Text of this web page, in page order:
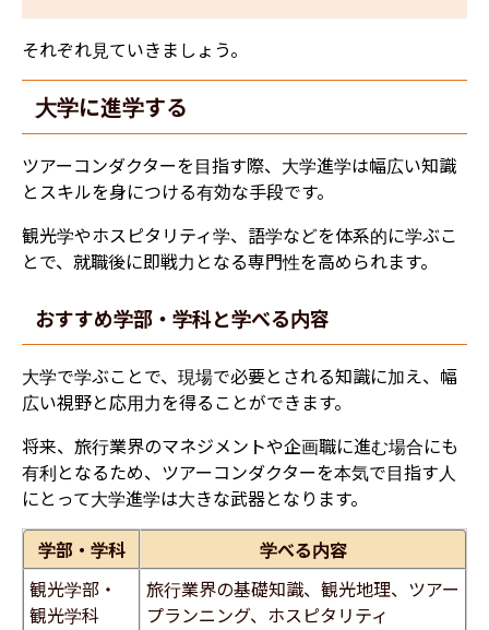
それぞれ見ていきましょう。
大学に進学する
ツアーコンダクターを目指す際、大学進学は幅広い知識
とスキルを身につける有効な手段です。
観光学やホスピタリティ学、語学などを体系的に学ぶこ
とで、就職後に即戦力となる専門性を高められます。
おすすめ学部・学科と学べる内容
大学で学ぶことで、現場で必要とされる知識に加え、幅
広い視野と応用力を得ることができます。
将来、旅行業界のマネジメントや企画職に進む場合にも
有利となるため、ツアーコンダクターを本気で目指す人
にとって大学進学は大きな武器となります。
学部・学科
学べる内容
観光学部・
観光学科
旅行業界の基礎知識、観光地理、ツアー
プランニング、ホスピタリティ